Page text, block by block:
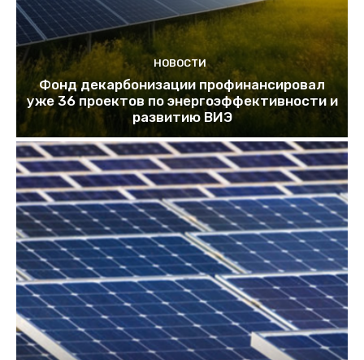
НОВОСТИ
Фонд декарбонизации профинансировал
уже 36 проектов по энергоэффективности и
развитию ВИЭ